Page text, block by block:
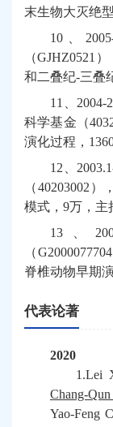
末生物大灭绝型
10
（GJHZ0521 ）
和二叠纪-三叠
11
2004-
科学基金（
演化过程，
12
（40203002 ）
模式， 9万，主
13
（G2000077704
脊椎动物早期演
代表论著
2020
1.Lei
Chang-
Yao-Feng